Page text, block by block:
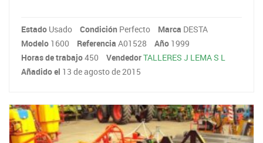
Estado Usado Condición Perfecto Marca DESTA
Modelo 1600 Referencia A01528 Año 1999
Horas de trabajo450 VendedorTALLERES J LEMA S L
Añadido el 13 de agosto de 2015